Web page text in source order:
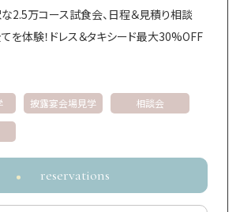
2.5万コース試食会、日程＆見積り相談
を体験！ドレス＆タキシード最大30%OFF
披露宴会場見学 相談会
reservations